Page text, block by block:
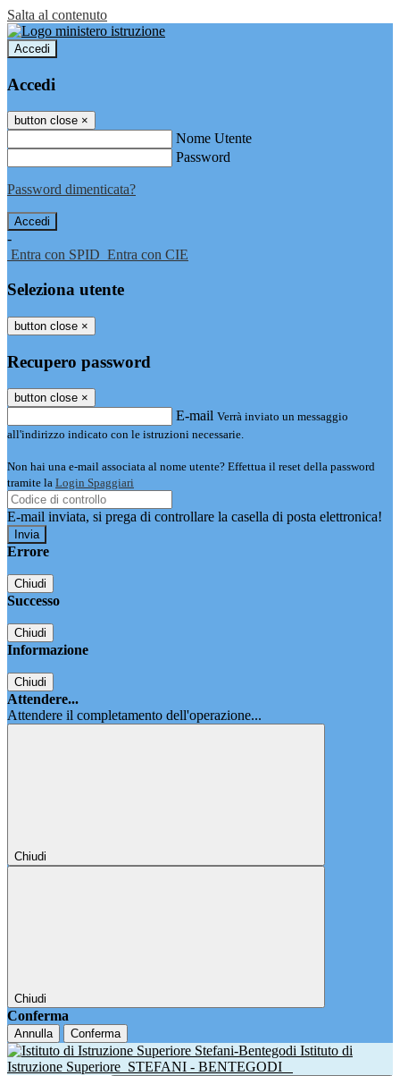
Salta al contenuto
Accedi
Accedi
button close ×
Nome Utente
Password
Password dimenticata?
-
Entra con SPID Entra con CIE
Seleziona utente
button close ×
Recupero password
button close ×
E-mail Verrà inviato un messaggio
all'indirizzo indicato con le istruzioni necessarie.
Non hai una e-mail associata al nome utente? Effettua il reset della password
tramite la Login Spaggiari
E-mail inviata, si prega di controllare la casella di posta elettronica!
Errore
Chiudi
Successo
Chiudi
Informazione
Chiudi
Attendere...
Attendere il completamento dell'operazione...
Chiudi
Chiudi
Conferma
Annulla Conferma
Istituto di
Istruzione Superiore STEFANI - BENTEGODI